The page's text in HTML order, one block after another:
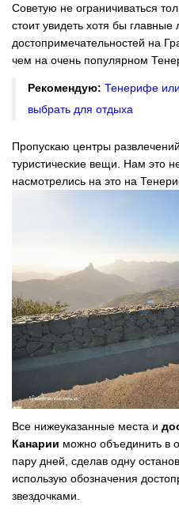
Советую не ограничиваться
стоит увидеть хотя бы главные
достопримечательностей на
чем на очень популярном
Рекомендую: Тенерифе
выбрать для отдыха
Пропускаю центры
туристические вещи. Нам это
насмотрелись на это на
Все нижеуказанные места и
Канарии можно объединить в
пару дней, сделав одну
использую обозначения
звездочками.